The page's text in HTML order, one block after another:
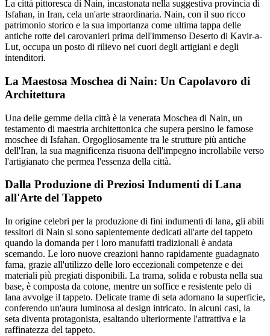
La città pittoresca di Nain, incastonata nella suggestiva provincia di
Isfahan, in Iran, cela un'arte straordinaria. Nain, con il suo ricco
patrimonio storico e la sua importanza come ultima tappa delle
antiche rotte dei carovanieri prima dell'immenso Deserto di Kavir-a-
Lut, occupa un posto di rilievo nei cuori degli artigiani e degli
intenditori.
La Maestosa Moschea di Nain: Un Capolavoro di
Architettura
Una delle gemme della città è la venerata Moschea di Nain, un
testamento di maestria architettonica che supera persino le famose
moschee di Isfahan. Orgogliosamente tra le strutture più antiche
dell'Iran, la sua magnificenza risuona dell'impegno incrollabile verso
l'artigianato che permea l'essenza della città.
Dalla Produzione di Preziosi Indumenti di Lana
all'Arte del Tappeto
In origine celebri per la produzione di fini indumenti di lana, gli abili
tessitori di Nain si sono sapientemente dedicati all'arte del tappeto
quando la domanda per i loro manufatti tradizionali è andata
scemando. Le loro nuove creazioni hanno rapidamente guadagnato
fama, grazie all'utilizzo delle loro eccezionali competenze e dei
materiali più pregiati disponibili. La trama, solida e robusta nella sua
base, è composta da cotone, mentre un soffice e resistente pelo di
lana avvolge il tappeto. Delicate trame di seta adornano la superficie,
conferendo un'aura luminosa al design intricato. In alcuni casi, la
seta diventa protagonista, esaltando ulteriormente l'attrattiva e la
raffinatezza del tappeto.